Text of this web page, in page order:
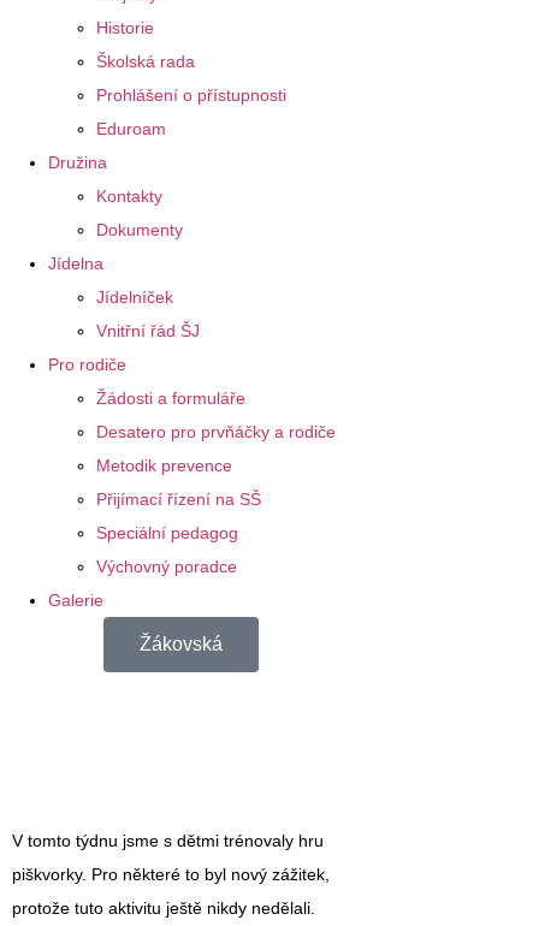
Historie
Školská rada
Prohlášení o přístupnosti
Eduroam
Družina
Kontakty
Dokumenty
Jídelna
Jídelníček
Vnitřní řád ŠJ
Pro rodiče
Žádosti a formuláře
Desatero pro prvňáčky a rodiče
Metodik prevence
Přijímací řízení na SŠ
Speciální pedagog
Výchovný poradce
Galerie
Žákovská
V tomto týdnu jsme s dětmi trénovaly hru
piškvorky. Pro některé to byl nový zážitek,
protože tuto aktivitu ještě nikdy nedělali.